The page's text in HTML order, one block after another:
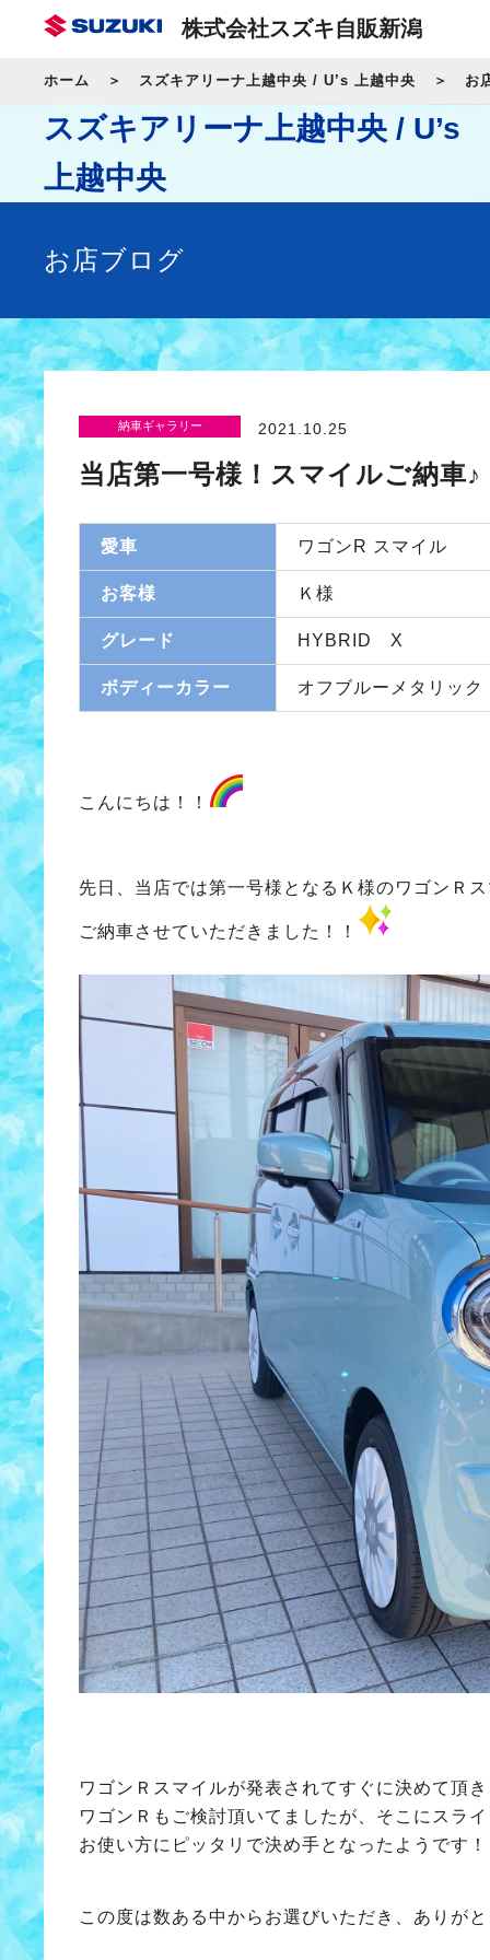
株式会社スズキ自販新潟
ホーム スズキアリーナ上越中央 / U’s 上越中央 お
スズキアリーナ上越中央 / U’s
上越中央
お店ブログ
納車ギャラリー 2021.10.25
当店第一号様！スマイルご納車♪
愛車 ワゴンR スマイル
お客様 Ｋ様
グレード HYBRID X
ボディーカラー オフブルーメタリック
こんにちは！！
先日、当店では第一号様となるＫ様のワゴンＲ
ご納車させていただきました！！
ワゴンＲスマイルが発表されてすぐに決めて頂
ワゴンＲもご検討頂いてましたが、そこにスラ
お使い方にピッタリで決め手となったようです！
この度は数ある中からお選びいただき、ありが